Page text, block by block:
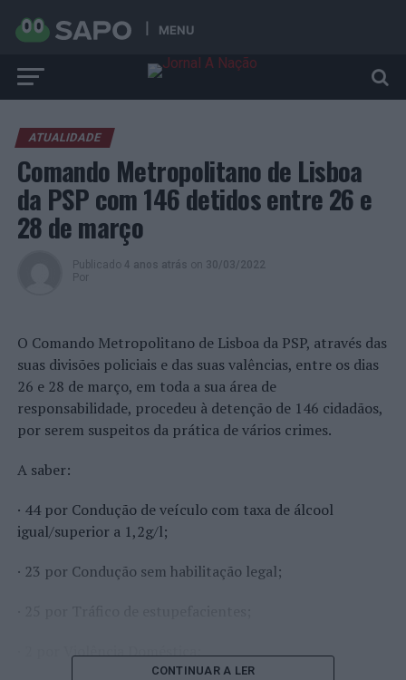
MENU
ATUALIDADE
Comando Metropolitano de Lisboa
da PSP com 146 detidos entre 26 e
28 de março
Publicado 4 anos atrás on 30/03/2022
Por
O Comando Metropolitano de Lisboa da PSP, através das
suas divisões policiais e das suas valências, entre os dias
26 e 28 de março, em toda a sua área de
responsabilidade, procedeu à detenção de 146 cidadãos,
por serem suspeitos da prática de vários crimes.
A saber:
· 44 por Condução de veículo com taxa de álcool
igual/superior a 1,2g/l;
· 23 por Condução sem habilitação legal;
· 2 por Violência Doméstica;
CONTINUAR A LER